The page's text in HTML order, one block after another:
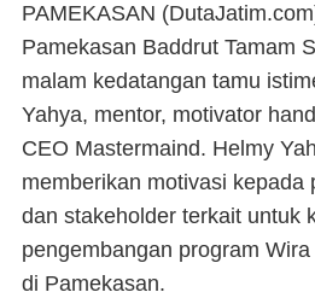
PAMEKASAN
Pamekasan Baddrut Tamam
malam kedatangan tamu
Yahya, mentor, motivator
CEO Mastermaind. Helmy
memberikan motivasi kepada
dan stakeholder terkait untuk
pengembangan program
di Pamekasan.